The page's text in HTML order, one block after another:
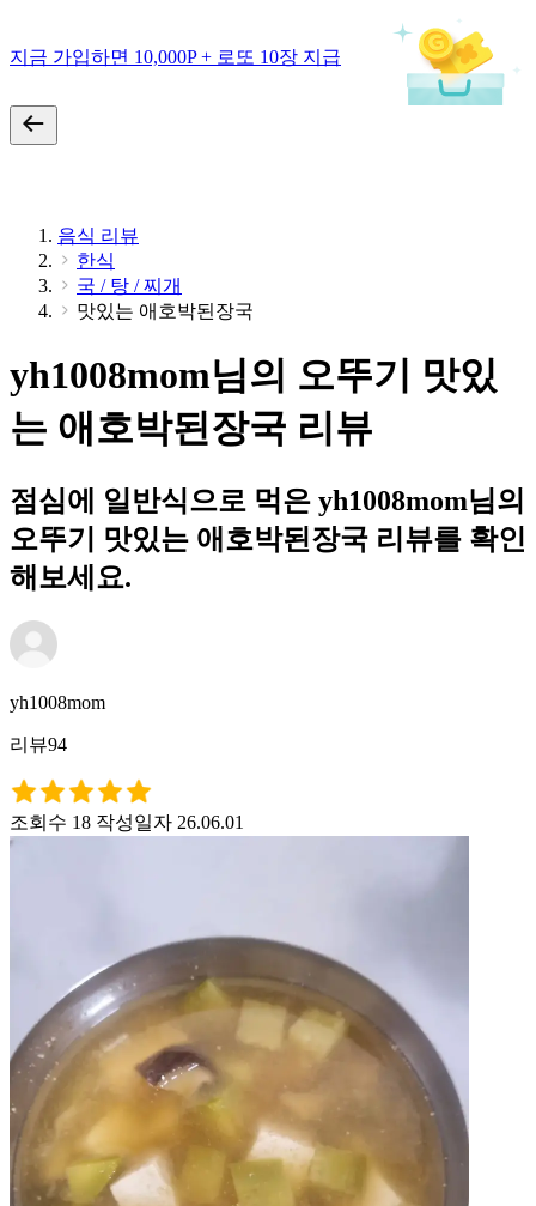
지금 가입하면 10,000P + 로또 10장 지급
음식 리뷰
한식
국 / 탕 / 찌개
맛있는 애호박된장국
yh1008mom님의 오뚜기 맛있
는 애호박된장국 리뷰
점심에 일반식으로 먹은 yh1008mom님의
오뚜기 맛있는 애호박된장국 리뷰를 확인
해보세요.
yh1008mom
리뷰94
조회수 18 작성일자 26.06.01